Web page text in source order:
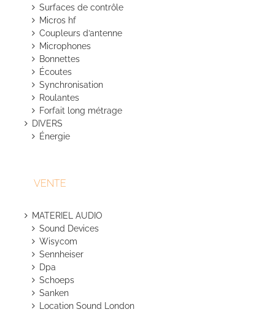
Surfaces de contrôle
Micros hf
Coupleurs d’antenne
Microphones
Bonnettes
Écoutes
Synchronisation
Roulantes
Forfait long métrage
DIVERS
Énergie
VENTE
MATERIEL AUDIO
Sound Devices
Wisycom
Sennheiser
Dpa
Schoeps
Sanken
Location Sound London